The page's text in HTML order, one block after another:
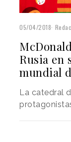
05/04/2018
Rusia en
mundial
La catedral